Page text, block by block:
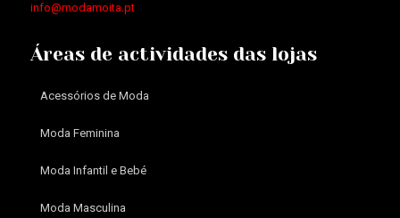
info@modamoita.pt
Áreas de actividades das lojas
Acessórios de Moda
Moda Feminina
Moda Infantil e Bebé
Moda Masculina